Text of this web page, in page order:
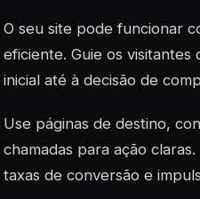
O seu site pode funcionar
eficiente. Guie os visitantes
inicial até à decisão de
Use páginas de destino,
chamadas para ação
taxas de conversão e